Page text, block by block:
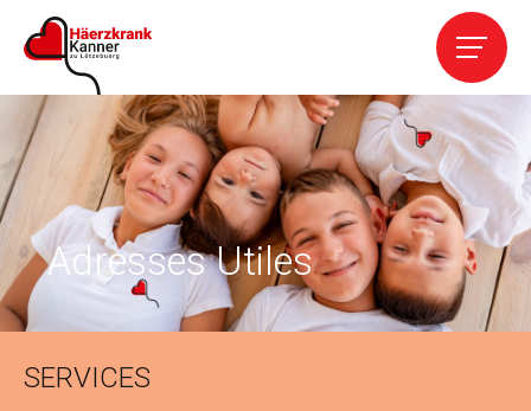
L' Association
Services
Cardiopathies
SERVICES
Adresses Utiles